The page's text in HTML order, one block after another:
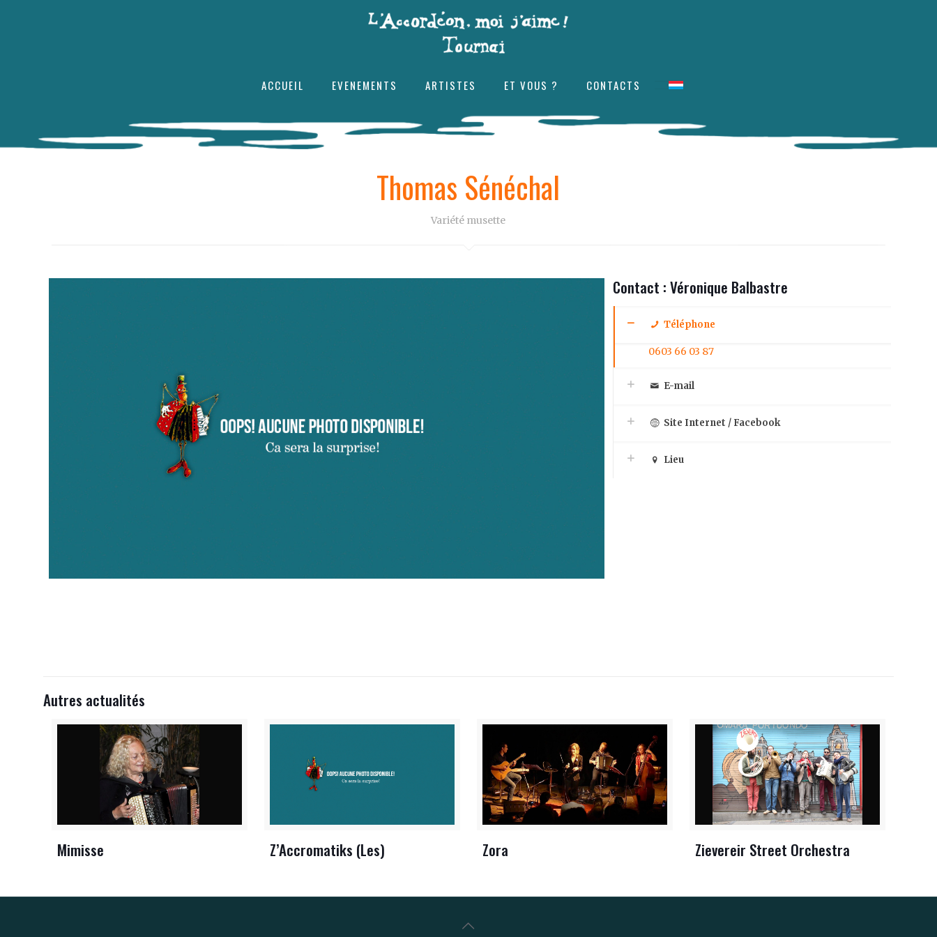
ACCUEIL EVENEMENTS ARTISTES ET VOUS ? CONTACTS
Thomas Sénéchal
Variété musette
Contact : Véronique Balbastre
Téléphone
0603 66 03 87
E-mail
Site Internet / Facebook
Lieu
Autres actualités
Mimisse Z’Accromatiks (Les) Zora Zievereir Street Orchestra